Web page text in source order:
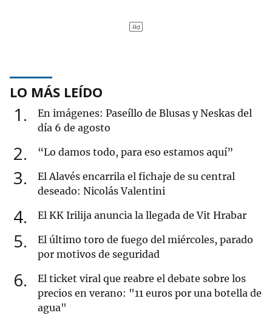
LO MÁS LEÍDO
1
En imágenes: Paseíllo de Blusas y Neskas del
día 6 de agosto
2 “Lo damos todo, para eso estamos aquí”
3
El Alavés encarrila el fichaje de su central
deseado: Nicolás Valentini
4 El KK Irilija anuncia la llegada de Vit Hrabar
5
El último toro de fuego del miércoles, parado
por motivos de seguridad
6
El ticket viral que reabre el debate sobre los
precios en verano: "11 euros por una botella de
agua"